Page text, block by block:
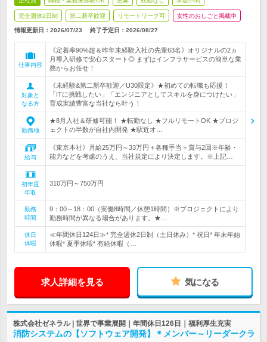
完全週休2日制 第二新卒歓迎 リモートワーク可 女性のおしごと掲載中
情報更新日：2026/07/23 終了予定日： 2026/08/27
仕事内容
《定着率90%超＆昨年未経験入社の先輩63名》オリジナルの2ヵ
月導入研修で安心スタート◎ まずはインフラサービスの簡単な業
務からお任せ！
対象と
なる方
《未経験&第二新卒歓迎／U30限定》★初めての転職も応援！
「ITに挑戦したい」「エンジニアとしてスキルを身につけたい」
育成実績豊富な当社なら叶う！
勤務地
★8月入社＆研修可能！ ★転勤なし ★フルリモートOK ★プロジ
ェクトの半数が自社内開発 ★駅近オ…
給与
《東京本社》月給25万円～33万円＋各種手当＋賞与2回※年齢・
能力などを考慮のうえ、当社規定により決定します。※上記…
初年度
年収
310万円～750万円
勤務
時間
9：00～18：00（実働8時間／休憩1時間）※プロジェクトにより
勤務時間が異なる場合があります。★…
休日
休暇
≪年間休日124日≫* 完全週休2日制（土日休み）* 祝日* 年末年始
休暇* 夏季休暇* 有給休暇（…
求人詳細を見る 気になる
株式会社ゼネラル | 世界で事業展開｜年間休日126日｜福利厚生充実
消防システムの【ソフトウェア開発】＊メンバー～リーダークラ